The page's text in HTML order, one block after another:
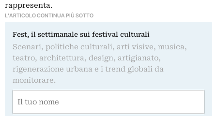
rappresenta.
L'ARTICOLO CONTINUA PIÙ SOTTO
Fest, il settimanale sui festival culturali
Scenari, politiche culturali, arti visive, musica,
teatro, architettura, design, artigianato,
rigenerazione urbana e i trend globali da
monitorare.
(Required)